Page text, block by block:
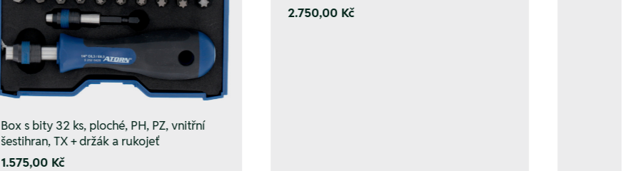
Box s bity 32 ks, ploché, PH, PZ, vnitřní
šestihran, TX + držák a rukojeť
1.575,00 Kč
2.750,00 Kč